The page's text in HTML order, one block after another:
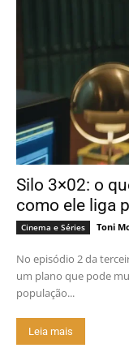
Silo 3×02: o
como ele liga
Cinema e Séries Toni
No episódio 2 da
um plano que pode
população...
Leia mais